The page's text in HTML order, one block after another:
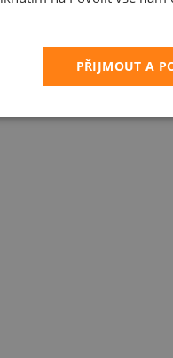
PŘIJMOUT A